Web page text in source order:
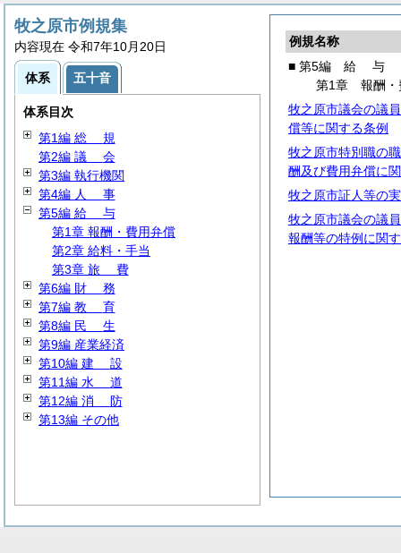
例規名称
■ 第5編 給 与
第1章 報酬・
牧之原市議会の議
償等に関する条例
牧之原市特別職の
酬及び費用弁償に
牧之原市証人等の
牧之原市議会の議
報酬等の特例に関
牧之原市例規集
内容現在 令和7年10月20日
体系 五十音
体系目次
第1編 総 規
第2編 議 会
第3編 執行機関
第4編 人 事
第5編 給 与
第1章 報酬・費用弁償
第2章 給料・手当
第3章 旅 費
第6編 財 務
第7編 教 育
第8編 民 生
第9編 産業経済
第10編 建 設
第11編 水 道
第12編 消 防
第13編 その他